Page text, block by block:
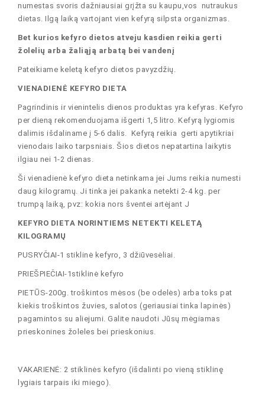
numestas svoris dažniausiai grįžta su kaupu,vos nutraukus
dietas. Ilgą laiką vartojant vien kefyrą silpsta organizmas.
Bet kurios kefyro dietos atveju kasdien reikia gerti
žolelių arba žaliąją arbatą bei vandenį
Pateikiame keletą kefyro dietos pavyzdžių.
VIENADIENĖ KEFYRO DIETA
Pagrindinis ir vienintelis dienos produktas yra kefyras. Kefyro
per dieną rekomenduojama išgerti 1,5 litro. Kefyrą lygiomis
dalimis išdaliname į 5-6 dalis. Kefyrą reikia gerti apytikriai
vienodais laiko tarpsniais. Šios dietos nepatartina laikytis
ilgiau nei 1-2 dienas.
Ši vienadienė kefyro dieta netinkama jei Jums reikia numesti
daug kilogramų. Ji tinka jei pakanka netekti 2-4 kg. per
trumpą laiką, pvz: kokia nors šventei artėjant J
KEFYRO DIETA NORINTIEMS NETEKTI KELETĄ
KILOGRAMŲ
PUSRYČIAI-1 stiklinė kefyro, 3 džiūvesėliai.
PRIEŠPIEČIAI-1stiklinė kefyro
PIETŪS-200g. troškintos mėsos (be odelės) arba toks pat
kiekis troškintos žuvies, salotos (geriausiai tinka lapinės)
pagamintos su aliejumi. Galite naudoti Jūsų mėgiamas
prieskonines žoleles bei prieskonius.
VAKARIENĖ: 2 stiklinės kefyro (išdalinti po vieną stiklinę
lygiais tarpais iki miego).